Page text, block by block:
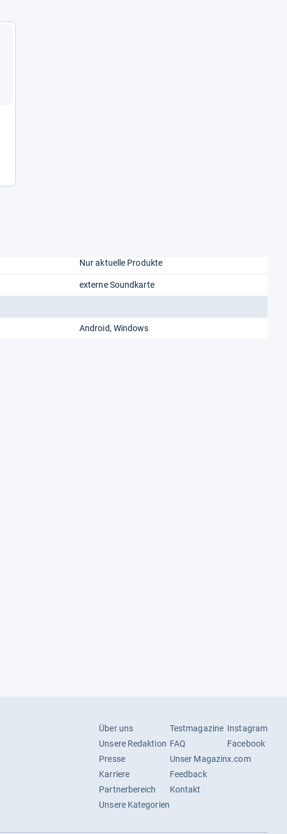
Nur aktuelle Produkte
externe Soundkarte
Android, Windows
Über uns
Unsere Redaktion
Presse
Karriere
Partnerbereich
Unsere Kategorien
Testmagazine
FAQ
Unser Magazin
Feedback
Kontakt
Instagram
Facebook
x.com